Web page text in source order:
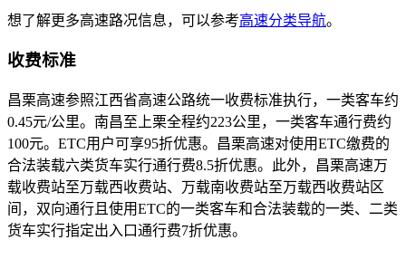
想了解更多高速路况信息，可以参考高速分类导航。
收费标准
昌栗高速参照江西省高速公路统一收费标准执行，一类客车约
0.45元/公里。南昌至上栗全程约223公里，一类客车通行费约
100元。ETC用户可享95折优惠。昌栗高速对使用ETC缴费的
合法装载六类货车实行通行费8.5折优惠。此外，昌栗高速万
载收费站至万载西收费站、万载南收费站至万载西收费站区
间，双向通行且使用ETC的一类客车和合法装载的一类、二类
货车实行指定出入口通行费7折优惠。